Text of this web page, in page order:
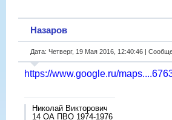
Назаров
Дата: Четверг, 19 Мая 2016, 12:40:46 |
https://www.google.ru/
Николай Викторович
14 ОА ПВО 1974-1976